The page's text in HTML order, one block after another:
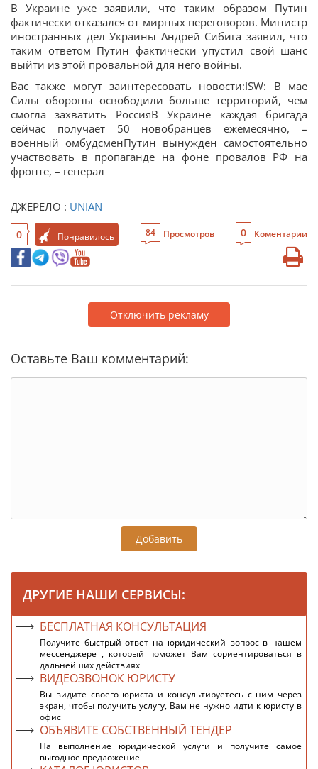
В Украине уже заявили, что таким образом Путин
фактически отказался от мирных переговоров. Министр
иностранных дел Украины Андрей Сибига заявил, что
таким ответом Путин фактически упустил свой шанс
выйти из этой провальной для него войны.
Вас также могут заинтересовать новости:ISW: В мае
Силы обороны освободили больше территорий, чем
смогла захватить РоссияВ Украине каждая бригада
сейчас получает 50 новобранцев ежемесячно, –
военный омбудсменПутин вынужден самостоятельно
участвовать в пропаганде на фоне провалов РФ на
фронте, – генерал
ДЖЕРЕЛО : UNIAN
0 Понравилось 84 Просмотров 0 Коментарии
Отключить рекламу
Оставьте Ваш комментарий:
Добавить
ДРУГИЕ НАШИ СЕРВИСЫ:
БЕСПЛАТНАЯ КОНСУЛЬТАЦИЯ
Получите быстрый ответ на юридический вопрос в нашем
мессенджере , который поможет Вам сориентироваться в
дальнейших действиях
ВИДЕОЗВОНОК ЮРИСТУ
Вы видите своего юриста и консультируетесь с ним через
экран, чтобы получить услугу, Вам не нужно идти к юристу в
офис
ОБЪЯВИТЕ СОБСТВЕННЫЙ ТЕНДЕР
На выполнение юридической услуги и получите самое
выгодное предложение